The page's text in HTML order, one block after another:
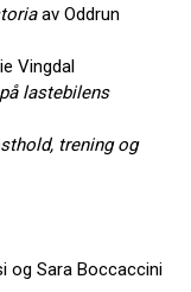
av Oddrun
Vingdal
lastebilens
trening og
og Sara Boccaccini